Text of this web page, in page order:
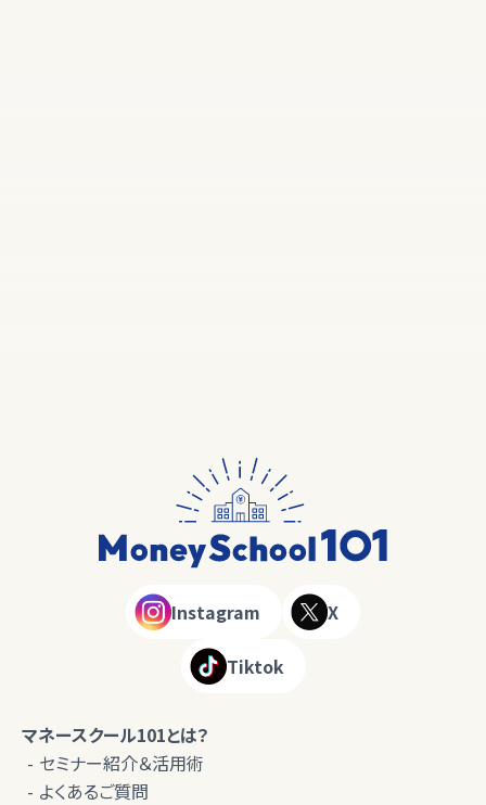
Instagram X
Tiktok
マネースクール101とは？
セミナー紹介＆活用術
よくあるご質問